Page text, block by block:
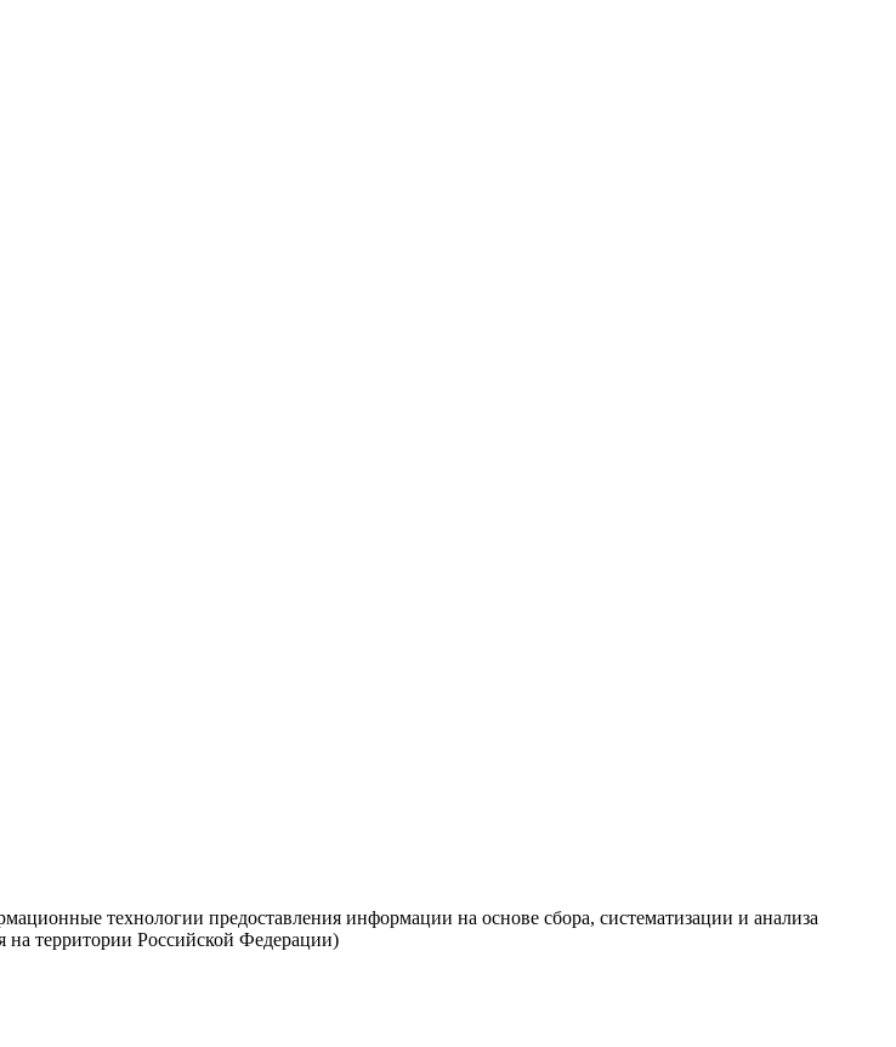
технологии предоставления информации на основе сбора, систематизации и анализа
на территории Российской Федерации)